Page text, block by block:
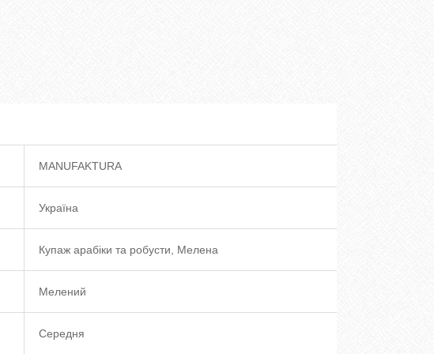
MANUFAKTURA
Україна
Купаж арабіки та робусти, Мелена
Мелений
Середня